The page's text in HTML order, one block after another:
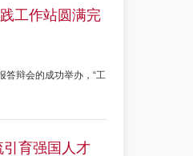
工作站圆满完
答辩会的成功举办，“工
育强国人才